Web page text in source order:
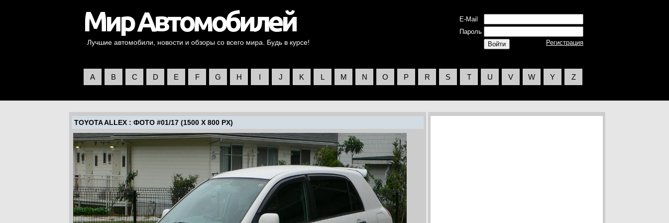
Лучшие автомобили, новости и обзоры со всего мира. Будь в курсе!
E-Mail
Пароль
Регистрация
A B C D E F G H I J K L M N O P R S T U V W Y Z
TOYOTA ALLEX: ФОТО #01/17 (1500 X 800 PX)